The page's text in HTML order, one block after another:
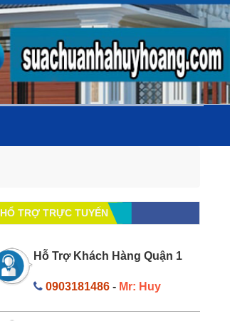
HỔ TRỢ TRỰC TUYẾN
Hỗ Trợ Khách Hàng Quận 1
0903181486 - Mr: Huy